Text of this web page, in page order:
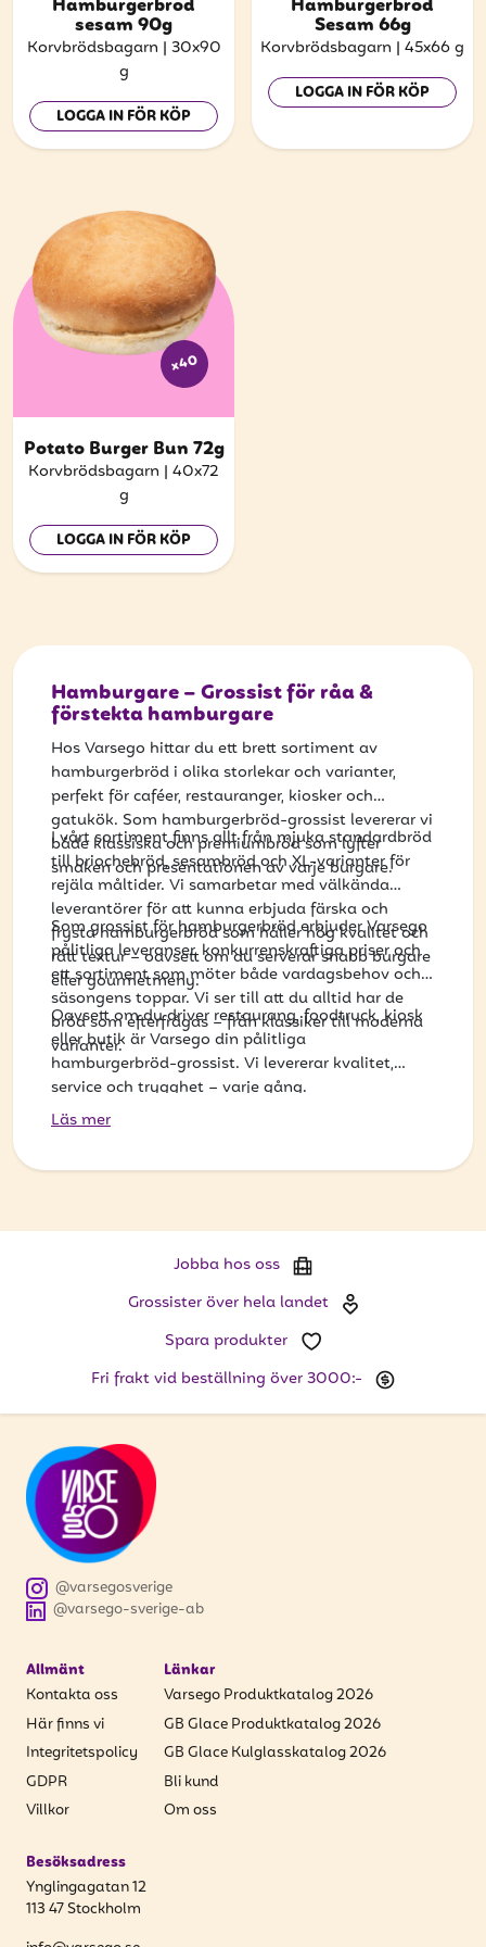
Ange din e-postadress nedan för att ta del av våra
nyheter och erbjudanden.
E-postadress
PRENUMERERA
Hamburgerbröd
sesam 90g
Korvbrödsbagarn | 30x90
g
LOGGA IN FÖR KÖP
Hamburgerbröd
Sesam 66g
Korvbrödsbagarn | 45x66 g
LOGGA IN FÖR KÖP
x40
Potato Burger Bun 72g
Korvbrödsbagarn | 40x72
g
LOGGA IN FÖR KÖP
Hamburgare – Grossist för råa &
förstekta hamburgare
Hos Varsego hittar du ett brett sortiment av
hamburgerbröd i olika storlekar och varianter,
perfekt för caféer, restauranger, kiosker och
gatukök. Som hamburgerbröd-grossist levererar vi
både klassiska och premiumbröd som lyfter
smaken och presentationen av varje burgare.
I vårt sortiment finns allt från mjuka standardbröd
till briochebröd, sesambröd och XL-varianter för
rejäla måltider. Vi samarbetar med välkända
leverantörer för att kunna erbjuda färska och
frysta hamburgerbröd som håller hög kvalitet och
rätt textur – oavsett om du serverar snabb burgare
eller gourmetmeny.
Som grossist för hamburgerbröd erbjuder Varsego
pålitliga leveranser, konkurrenskraftiga priser och
ett sortiment som möter både vardagsbehov och
säsongens toppar. Vi ser till att du alltid har de
bröd som efterfrågas – från klassiker till moderna
varianter.
Oavsett om du driver restaurang, foodtruck, kiosk
eller butik är Varsego din pålitliga
hamburgerbröd-grossist. Vi levererar kvalitet,
service och trygghet – varje gång.
Läs mer
Jobba hos oss
Grossister över hela landet
Spara produkter
Fri frakt vid beställning över 3000:-
@varsego-sverige-ab
@varsegosverige
Allmänt
Kontakta oss
Här finns vi
Integritetspolicy
GDPR
Villkor
Länkar
Varsego Produktkatalog 2026
GB Glace Produktkatalog 2026
GB Glace Kulglasskatalog 2026
Bli kund
Om oss
Besöksadress
Ynglingagatan 12
113 47 Stockholm